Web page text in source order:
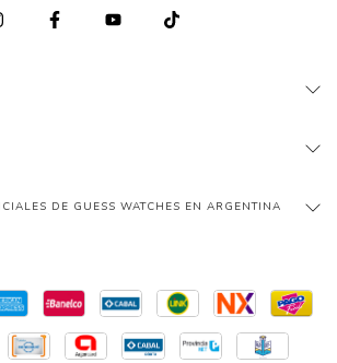
DE GUESS WATCHES EN ARGENTINA